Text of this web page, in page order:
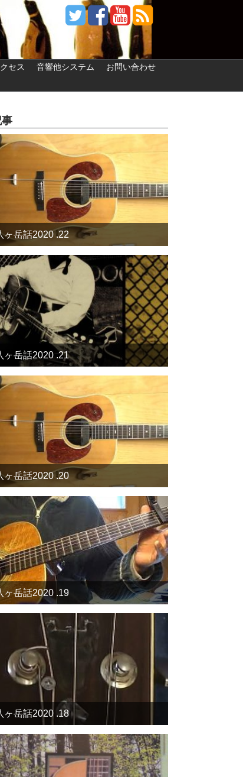
セス 音響他システム
お問い合わせ
ヶ岳話2020 .22
ヶ岳話2020 .21
ヶ岳話2020 .20
ヶ岳話2020 .19
ヶ岳話2020 .18